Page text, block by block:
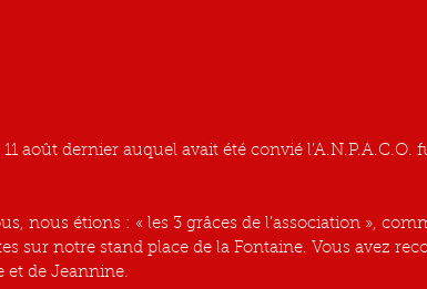
août dernier auquel avait été convié l’A.N.P.A.C.O.
nous étions : « les 3 grâces de l’association »,
sur notre stand place de la Fontaine. Vous avez
et de Jeannine.